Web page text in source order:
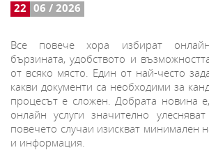
22 06 / 2026
Все повече хора избират
бързината, удобството и
от всяко място. Един от най-често
какви документи са необходими за
процесът е сложен. Добрата новина
онлайн услуги значително
повечето случаи изискват минимален
и информация.